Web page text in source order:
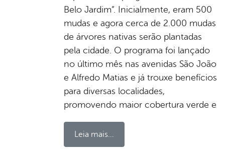
Belo Jardim”. Inicialmente, eram 500
mudas e agora cerca de 2.000 mudas
de árvores nativas serão plantadas
pela cidade. O programa foi lançado
no último mês nas avenidas São João
e Alfredo Matias e já trouxe benefícios
para diversas localidades,
promovendo maior cobertura verde e
Leia mais...